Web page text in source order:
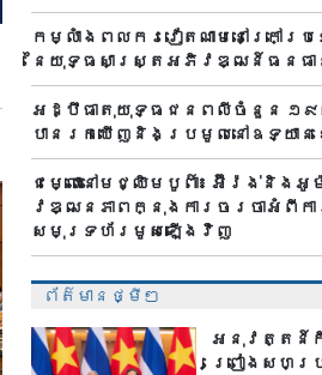
កម្លាំងពលករ​វៀតណាមនៅក្រៅប្រ
នៃយុទ្ធសាស្ត្រអភិវឌ្ឍន៍ធនធ
អដ្ឋិធាតុយុទ្ធជនពលីចំនួន ១
បានរកឃើញនិងប្រមូលនៅឧទ្យាន
ជម្លោះនៅមជ្ឈិមបូព៌ា៖ អ៊ីរ៉ង់និងអូ
វឌ្ឍនភាពក្នុងការចរចាអំពីក
សមុទ្រហ័រមូសឡើងវិញ
ព័ត៌មានថ្មីៗ
អនុវត្តន៍
ព្រៀងសហប្